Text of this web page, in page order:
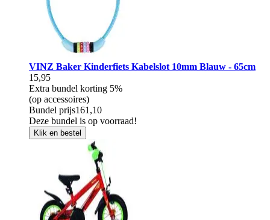
VINZ Baker Kinderfiets Kabelslot 10mm Blauw - 65cm
15,95
Extra bundel korting 5%
(op accessoires)
Bundel prijs161,10
Deze bundel is op voorraad!
Klik en bestel